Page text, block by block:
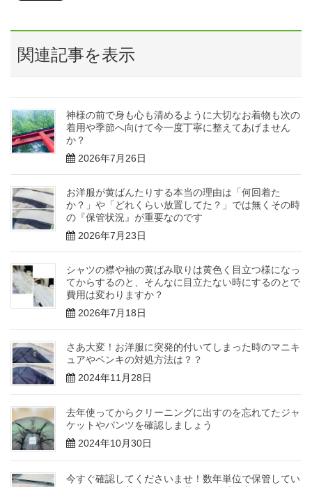
関連記事を表示
神様の前で身も心も清めるように大切なお着物も次の
着用や季節へ向けて今一度丁寧に整えてあげません
か？
2026年7月26日
お洋服が黄ばんたりする本当の理由は「何回着た
か？」や「どれくらい放置してた？」では無くその時
の『保管状況』が重要なのです
2026年7月23日
シャツの襟や袖の黄ばみ取りは黄色く目立つ様になっ
てからするのと、そんなに目立たない時にするのとで
費用は変わりますか？
2026年7月18日
さあ大変！お洋服に突発的付いてしまった時のマニキ
ュアやペンキの対処方法は？？
2024年11月28日
去年使ってからクリーニングに出すのを忘れてたジャ
ケットやパンツを確認しましょう
2024年10月30日
今すぐ確認してくださいませ！数年単位で保管してい